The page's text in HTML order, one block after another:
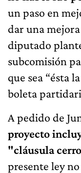
un paso en
dar una
diputado
subcomisión
que sea “ésta
boleta
A pedido de
proyecto
"cláusula
presente ley